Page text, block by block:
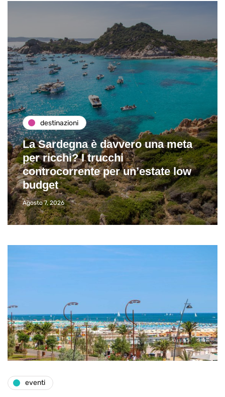
destinazioni
La Sardegna è davvero una meta
per ricchi? I trucchi
controcorrente per un’estate low
budget
Agosto 7, 2026
eventi